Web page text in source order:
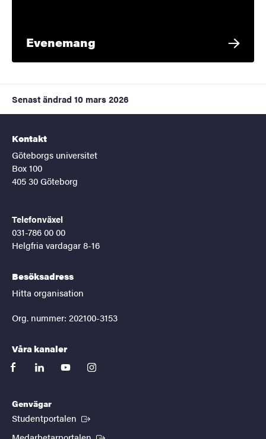
Evenemang
Senast ändrad 10 mars 2026
Kontakt
Göteborgs universitet
Box 100
405 30 Göteborg
Telefonväxel
031-786 00 00
Helgfria vardagar 8-16
Besöksadress
Hitta organisation
Org. nummer: 202100-3153
Våra kanaler
facebooklinkedinyoutubeinstagram
Genvägar
Studentportalen (Extern länk)
(Extern länk)